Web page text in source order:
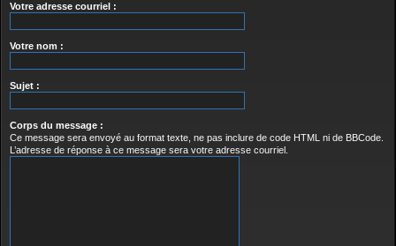
Votre adresse courriel :
Votre nom :
Sujet :
Corps du message :
Ce message sera envoyé au format texte, ne pas inclure de code HTML ni de BBCode.
L’adresse de réponse à ce message sera votre adresse courriel.